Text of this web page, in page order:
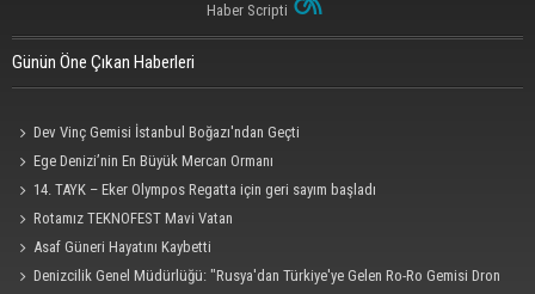
Haber Scripti
Günün Öne Çıkan Haberleri
Dev Vinç Gemisi İstanbul Boğazı'ndan Geçti
Ege Denizi’nin En Büyük Mercan Ormanı
14. TAYK – Eker Olympos Regatta için geri sayım başladı
Rotamız TEKNOFEST Mavi Vatan
Asaf Güneri Hayatını Kaybetti
Denizcilik Genel Müdürlüğü: "Rusya'dan Türkiye'ye Gelen Ro-Ro Gemisi Dron